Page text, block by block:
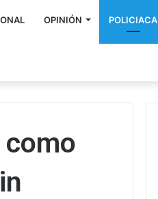
OPINIÓN POLICIACA